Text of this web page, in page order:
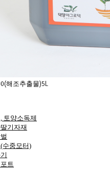
해조추출물)5L
토양소독제
기자재
수중모터)
트